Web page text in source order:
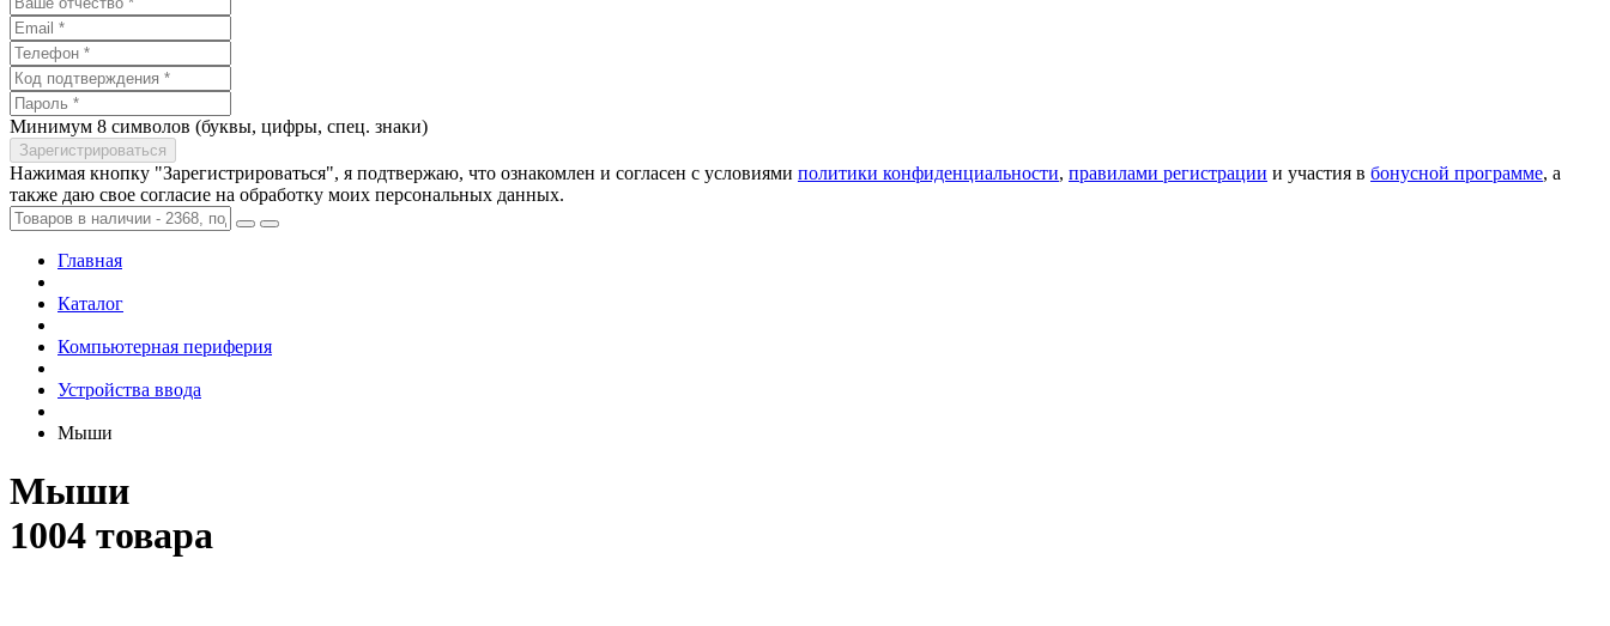
Минимум 8 символов (буквы, цифры, спец. знаки)
Нажимая кнопку "Зарегистрироваться", я подтвержаю, что ознакомлен и согласен с условиями политики конфиденциальности, правилами регистрации и участия в бонусной программе, а
также даю свое согласие на обработку моих персональных данных.
Главная
Каталог
Компьютерная периферия
Устройства ввода
Мыши
Мыши
1004 товара